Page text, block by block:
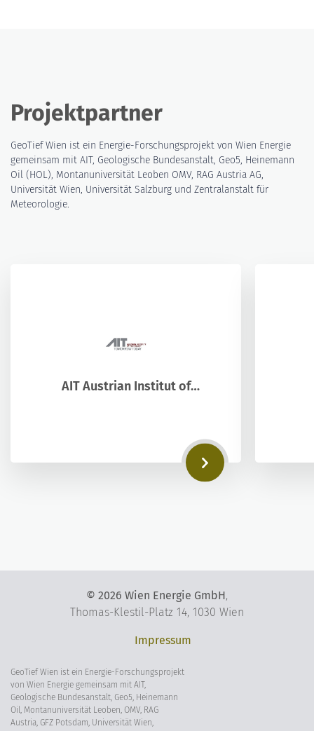
Projektpartner
GeoTief Wien ist ein Energie-Forschungsprojekt von Wien Energie
gemeinsam mit AIT, Geologische Bundesanstalt, Geo5, Heinemann
Oil (HOL), Montanuniversität Leoben OMV, RAG Austria AG,
Universität Wien, Universität Salzburg und Zentralanstalt für
Meteorologie.
AIT Austrian Institut of
© 2026 Wien Energie GmbH,
Thomas-Klestil-Platz 14, 1030 Wien
Impressum
GeoTief Wien ist ein Energie-Forschungsprojekt
von Wien Energie gemeinsam mit AIT,
Geologische Bundesanstalt, Geo5, Heinemann
Oil, Montanuniversität Leoben, OMV, RAG
Austria, GFZ Potsdam, Universität Wien,